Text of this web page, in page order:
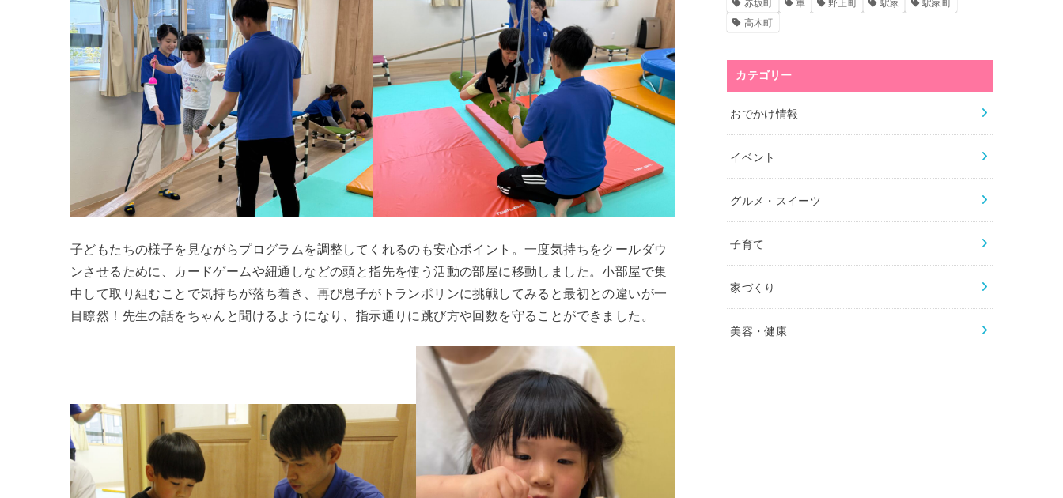
子どもたちの様子を見ながらプログラムを調整してくれるのも安心ポイント。一度気持ちをクールダウ
ンさせるために、カードゲームや紐通しなどの頭と指先を使う活動の部屋に移動しました。小部屋で集
中して取り組むことで気持ちが落ち着き、再び息子がトランポリンに挑戦してみると最初との違いが一
目瞭然！先生の話をちゃんと聞けるようになり、指示通りに跳び方や回数を守ることができました。
高木町
カテゴリー
おでかけ情報
イベント
グルメ・スイーツ
子育て
家づくり
美容・健康